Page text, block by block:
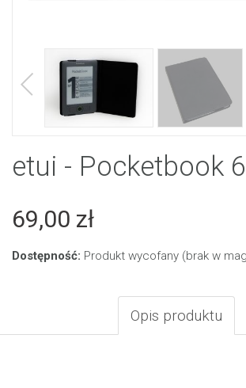
etui - Pocketbook
69,00 zł
Dostępność: Produkt wycofany (brak w
Opis produktu